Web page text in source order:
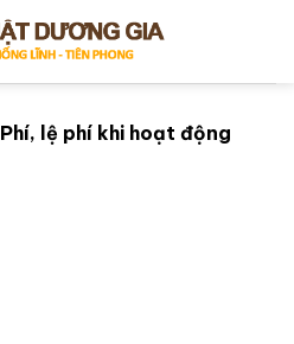
Phí, lệ phí khi hoạt động